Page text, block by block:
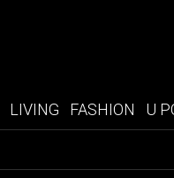
LIVING FASHION U